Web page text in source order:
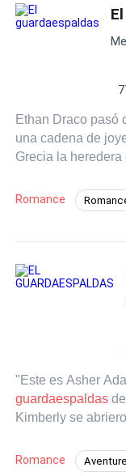
que no contaban era que aquella pequeña iba a
que el mundo de
Amor Prohibido El
Ethan Draco pasó
una cadena de
Grecia la
solo un convenio o
pasado tratarán de
Romance
Matrimonio por
guardaespaldas de
Kimberly se
empezó a
Romance